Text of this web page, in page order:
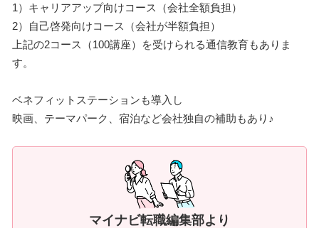
1）キャリアアップ向けコース（会社全額負担）
2）自己啓発向けコース（会社が半額負担）
上記の2コース（100講座）を受けられる通信教育もありま
す。
ベネフィットステーションも導入し
映画、テーマパーク、宿泊など会社独自の補助もあり♪
マイナビ転職編集部より